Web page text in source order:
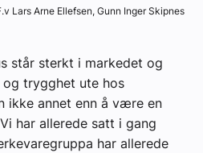
Lars Arne Ellefsen, Gunn Inger Skipnes
står sterkt i markedet og
trygghet ute hos
ikke annet enn å være en
har allerede satt i gang
har allerede